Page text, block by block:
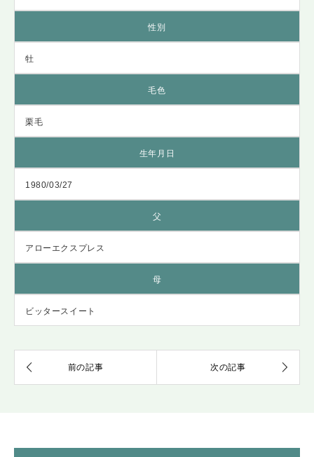
性別
牡
毛色
栗毛
生年月日
1980/03/27
父
アローエクスプレス
母
ビッタースイート